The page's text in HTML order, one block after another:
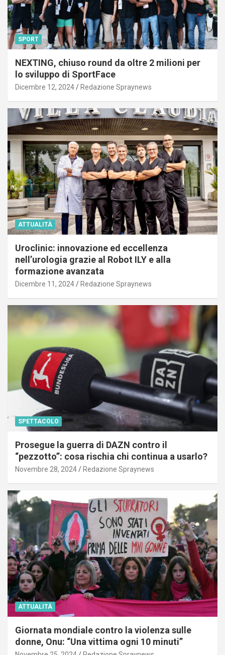
SPORT
NEXTING, chiuso round da oltre 2 milioni per
lo sviluppo di SportFace
Dicembre 12, 2024 Redazione Spraynews
ATTUALITÀ
Uroclinic: innovazione ed eccellenza
nell’urologia grazie al Robot ILY e alla
formazione avanzata
Dicembre 11, 2024 Redazione Spraynews
SPETTACOLO
Prosegue la guerra di DAZN contro il
“pezzotto”: cosa rischia chi continua a usarlo?
Novembre 28, 2024 Redazione Spraynews
ATTUALITÀ
Giornata mondiale contro la violenza sulle
donne, Onu: “Una vittima ogni 10 minuti”